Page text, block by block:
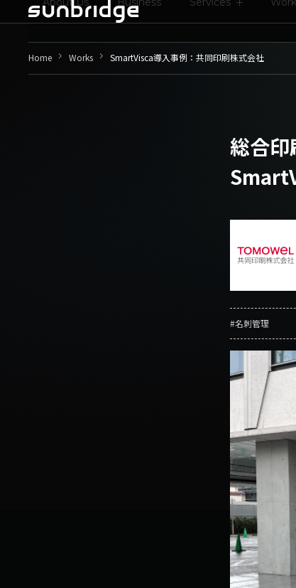
Home keyboard_arrow_right Works keyboard_arrow_right SmartVisca導入事例：共同印刷株式会社
総合印
#名刺管理